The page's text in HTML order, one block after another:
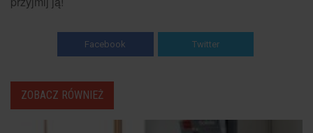
Facebook Twitter
ZOBACZ RÓWNIEŻ